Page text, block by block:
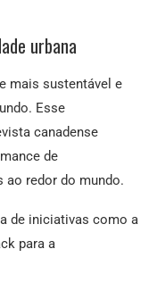
urbana
mais sustentável e
Esse
canadense
de
ao redor do mundo.
de iniciativas como a
para a